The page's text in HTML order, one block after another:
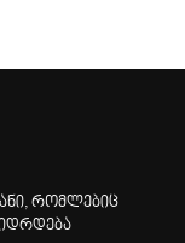
რომლებიც